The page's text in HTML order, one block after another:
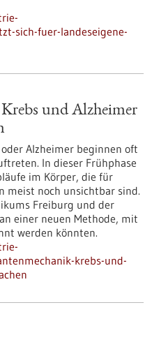
sich-fuer-landeseigene-
und Alzheimer
Alzheimer beginnen oft
In dieser Frühphase
im Körper, die für
meist noch unsichtbar sind.
Freiburg und der
einer neuen Methode, mit
werden könnten.
krebs-und-